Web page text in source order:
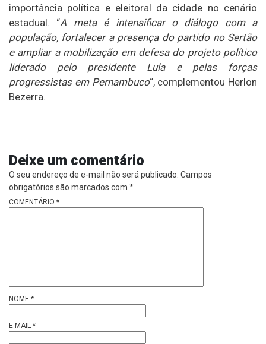
importância política e eleitoral da cidade no cenário
estadual. “A meta é intensificar o diálogo com a
população, fortalecer a presença do partido no Sertão
e ampliar a mobilização em defesa do projeto político
liderado pelo presidente Lula e pelas forças
progressistas em Pernambuco“, complementou Herlon
Bezerra.
Deixe um comentário
O seu endereço de e-mail não será publicado. Campos
obrigatórios são marcados com *
COMENTÁRIO *
NOME *
E-MAIL *